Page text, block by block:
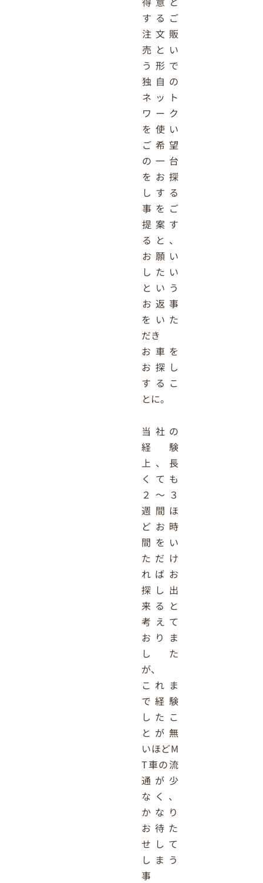
するご
注文販
売とい
う形で
独自の
ネット
ワーク
を使い
ご希望
の一台
をお探
しする
事をご
提案す
ると、
お願い
したい
という
お返事
をいた
だき
お車を
お探し
するこ
とに。
当社の
経験
上、長
くても
２～３
週間ほ
どお時
間をい
ただけ
ればお
探し出
来ると
考えて
おりま
した
が、
これま
で経験
したこ
とが無
いほどM
T車の流
通が少
なく、
かなり
お待た
せして
しまう
事